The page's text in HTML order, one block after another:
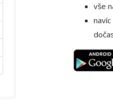
vše